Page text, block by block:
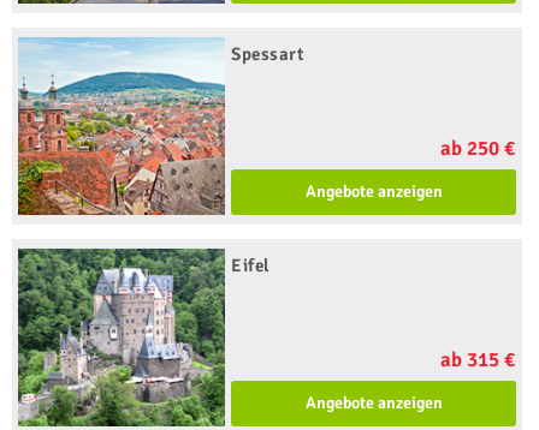
Spessart
ab 250 €
Angebote anzeigen
Eifel
ab 315 €
Angebote anzeigen